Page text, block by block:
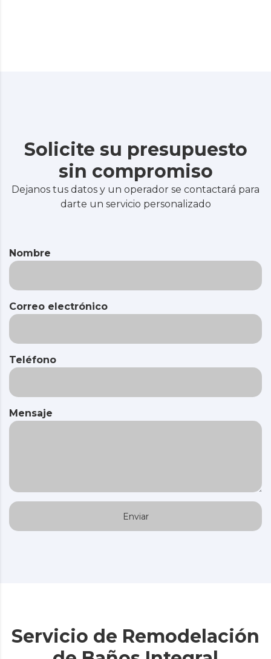
Solicite su presupuesto
sin compromiso
Dejanos tus datos y un operador se contactará para
darte un servicio personalizado
Nombre
Correo electrónico
Teléfono
Mensaje
Servicio de Remodelación